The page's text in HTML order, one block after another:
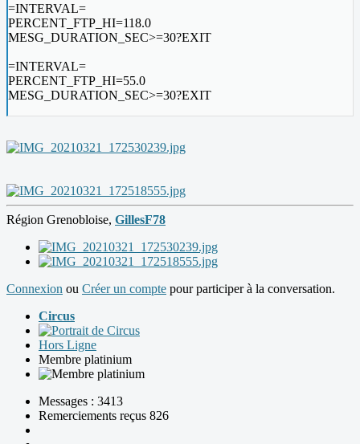
=INTERVAL=
PERCENT_FTP_HI=118.0
MESG_DURATION_SEC>=30?EXIT
=INTERVAL=
PERCENT_FTP_HI=55.0
MESG_DURATION_SEC>=30?EXIT
Région Grenobloise, GillesF78
Connexion ou Créer un compte pour participer à la conversation.
Circus
Hors Ligne
Membre platinium
Messages : 3413
Remerciements reçus 826